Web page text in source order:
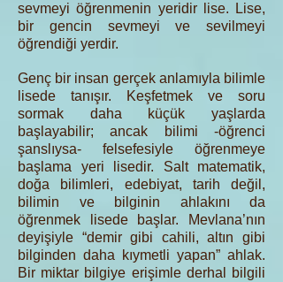
sevmeyi öğrenmenin yeridir lise. Lise,
bir gencin sevmeyi ve sevilmeyi
öğrendiği yerdir.
Genç bir insan gerçek anlamıyla bilimle
lisede tanışır. Keşfetmek ve soru
sormak daha küçük yaşlarda
başlayabilir; ancak bilimi -öğrenci
şanslıysa- felsefesiyle öğrenmeye
başlama yeri lisedir. Salt matematik,
doğa bilimleri, edebiyat, tarih değil,
bilimin ve bilginin ahlakını da
öğrenmek lisede başlar. Mevlana’nın
deyişiyle “demir gibi cahili, altın gibi
bilginden daha kıymetli yapan” ahlak.
Bir miktar bilgiye erişimle derhal bilgili